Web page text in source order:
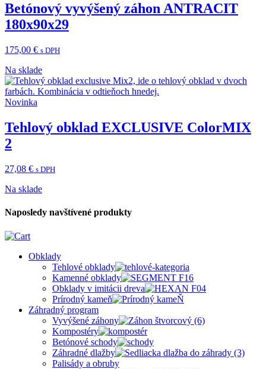
Betónový vyvýšený záhon ANTRACIT
180x90x29
175,00 € s DPH
Na sklade
Novinka
Tehlový obklad EXCLUSIVE ColorMIX
2
27,08 € s DPH
Na sklade
Naposledy navštívené produkty
Obklady
Tehlové obklady
Kamenné obklady
Obklady v imitácii dreva
Prírodný kameň
Záhradný program
Vyvýšené záhony
Kompostéry
Betónové schody
Záhradné dlažby
Palisády a obruby